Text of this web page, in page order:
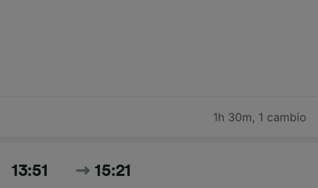
1h 30m, 1 cambio
13:51 15:21